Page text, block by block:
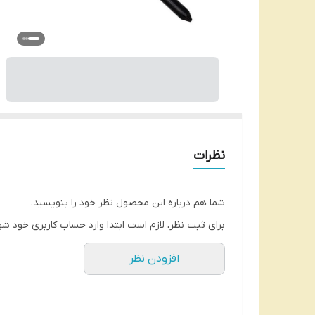
نظرات
شما هم درباره این محصول نظر خود را بنویسید.
برای ثبت نظر، لازم است ابتدا وارد حساب کاربری خود
افزودن نظر